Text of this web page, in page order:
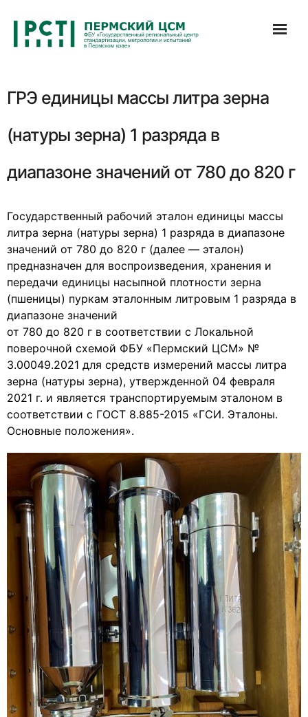
содержимому
ГРЭ единицы массы литра зерна
(натуры зерна) 1 разряда в
диапазоне значений от 780 до 820 г
Государственный рабочий эталон единицы массы
литра зерна (натуры зерна) 1 разряда в диапазоне
значений от 780 до 820 г (далее — эталон)
предназначен для воспроизведения, хранения и
передачи единицы насыпной плотности зерна
(пшеницы) пуркам эталонным литровым 1 разряда в
диапазоне значений
от 780 до 820 г в соответствии с Локальной
поверочной схемой ФБУ «Пермский ЦСМ» №
3.00049.2021 для средств измерений массы литра
зерна (натуры зерна), утвержденной 04 февраля
2021 г. и является транспортируемым эталоном в
соответствии с ГОСТ 8.885-2015 «ГСИ. Эталоны.
Основные положения».